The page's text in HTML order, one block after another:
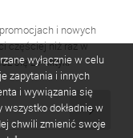
i nowych
częściej niż raz w
się z Polityki
wyłącznie w celu
zapytania i innych
i wywiązania się
dokładnie w
chwili zmienić swoje